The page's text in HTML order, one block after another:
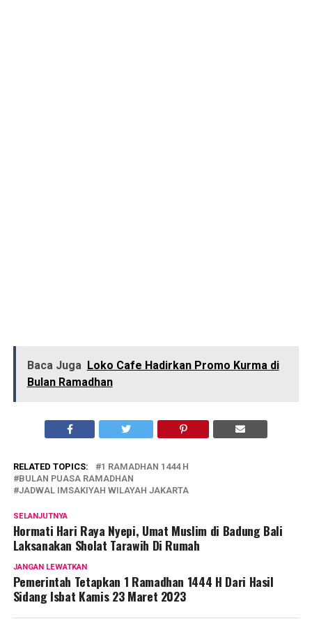
Baca Juga Loko Cafe Hadirkan Promo Kurma di
Bulan Ramadhan
RELATED TOPICS:
1 RAMADHAN 1444 H
BULAN PUASA RAMADHAN
JADWAL IMSAKIYAH WILAYAH JAKARTA
SELANJUTNYA
Hormati Hari Raya Nyepi, Umat Muslim di Badung Bali
Laksanakan Sholat Tarawih Di Rumah
JANGAN LEWATKAN
Pemerintah Tetapkan 1 Ramadhan 1444 H Dari Hasil
Sidang Isbat Kamis 23 Maret 2023